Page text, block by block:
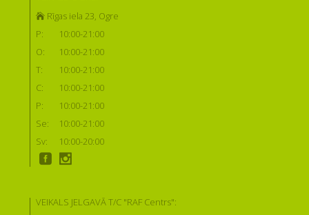
Rīgas iela 23, Ogre
P:
10:00-21:00
O:
10:00-21:00
T:
10:00-21:00
C:
10:00-21:00
P:
10:00-21:00
Se:
10:00-21:00
Sv:
10:00-20:00
VEIKALS JELGAVĀ T/C "RAF Centrs":